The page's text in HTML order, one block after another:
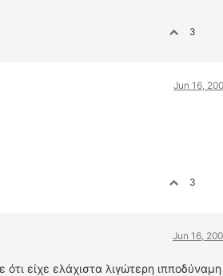
3
Jun 16,
3
Jun 16,
είχε ελάχιστα λιγώτερη